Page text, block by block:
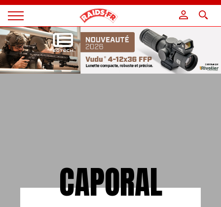
Magazine
Raids
CAPORAL
Panneau de gestion des cookies